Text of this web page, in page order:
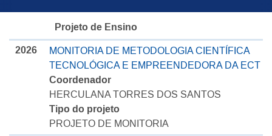
Projeto de Ensino
2026
MONITORIA DE METODOLOGIA CIENTÍFICA
TECNOLÓGICA E EMPREENDEDORA DA ECT
Coordenador
HERCULANA TORRES DOS SANTOS
Tipo do projeto
PROJETO DE MONITORIA